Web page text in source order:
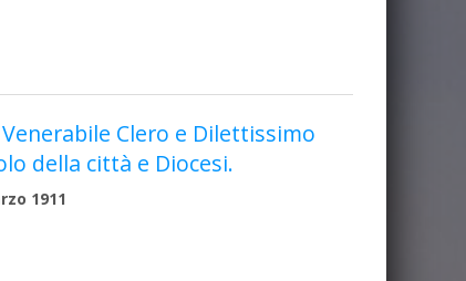
Venerabile Clero e Dilettissimo
della città e Diocesi.
1911